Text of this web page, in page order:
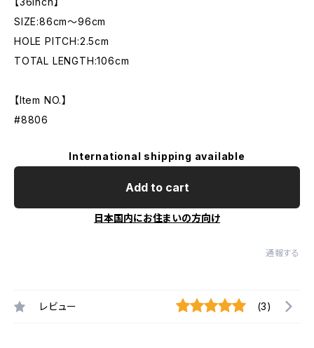
SIZE:86cm〜96cm
HOLE PITCH:2.5cm
TOTAL LENGTH:106cm
【Item NO.】
#8806
International shipping available
Add to cart
日本国内にお住まいの方向け
通報する
レビュー (3)